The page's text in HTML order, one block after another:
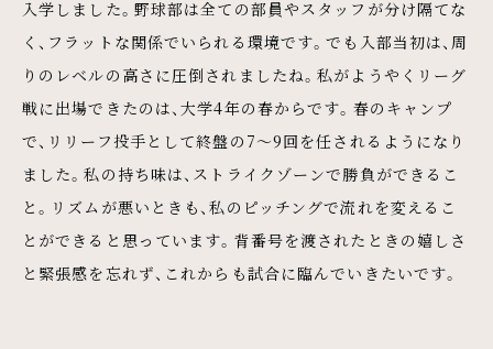
入学しました。野球部は全ての部員やスタッフが分け隔てな
く、フラットな関係でいられる環境です。でも入部当初は、周
りのレベルの高さに圧倒されましたね。私がようやくリーグ
戦に出場できたのは、大学4年の春からです。春のキャンプ
で、リリーフ投手として終盤の7〜9回を任されるようになり
ました。私の持ち味は、ストライクゾーンで勝負ができるこ
と。リズムが悪いときも、私のピッチングで流れを変えるこ
とができると思っています。背番号を渡されたときの嬉しさ
と緊張感を忘れず、これからも試合に臨んでいきたいです。